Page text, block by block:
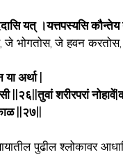
यत् ।यत्तपस्यसि
भोगतोस, जे हवन
अर्था |
||२६||तुवां शरीरपरां
||२७||
पुढील श्लोकावर